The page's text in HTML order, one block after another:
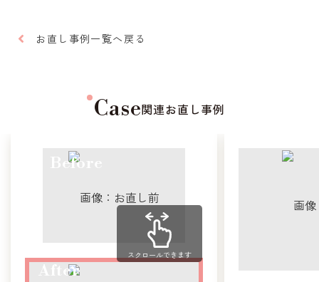
お直し事例一覧へ戻る
Case関連お直し事例
スクロールできます